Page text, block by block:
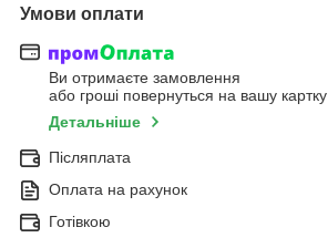
Умови оплати
Ви отримаєте замовлення
або гроші повернуться на вашу картку
Детальніше
Післяплата
Оплата на рахунок
Готівкою